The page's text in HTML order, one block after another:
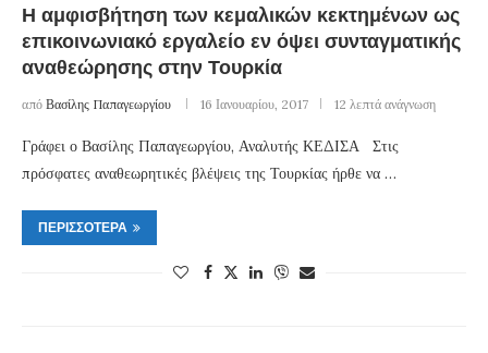
Η αμφισβήτηση των κεμαλικών κεκτημένων ως
επικοινωνιακό εργαλείο εν όψει συνταγματικής
αναθεώρησης στην Τουρκία
από Βασίλης Παπαγεωργίου 16 Ιανουαρίου, 2017 12 λεπτά ανάγνωση
Γράφει ο Βασίλης Παπαγεωργίου, Αναλυτής ΚΕΔΙΣΑ Στις
πρόσφατες αναθεωρητικές βλέψεις της Τουρκίας ήρθε να …
ΠΕΡΙΣΣΌΤΕΡΑ